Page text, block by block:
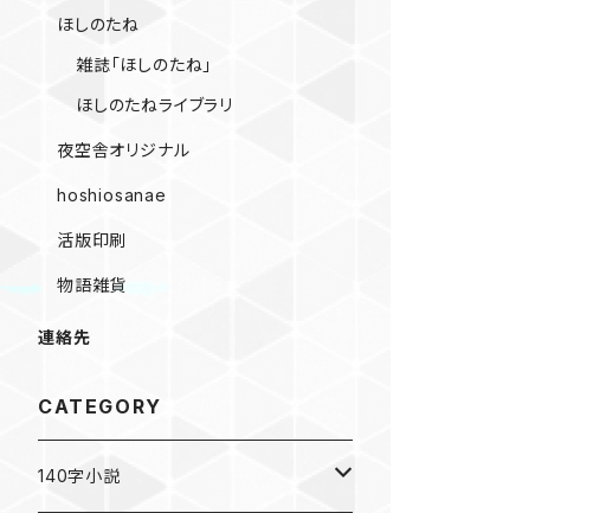
ほしのたね
雑誌「ほしのたね」
ほしのたねライブラリ
夜空舎オリジナル
hoshiosanae
活版印刷
物語雑貨
連絡先
CATEGORY
140字小説